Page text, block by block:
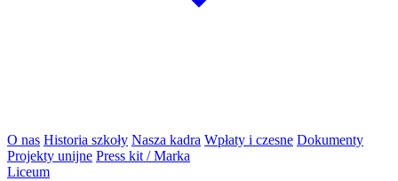
O nas Historia szkoły Nasza kadra Wpłaty i czesne Dokumenty
Projekty unijne Press kit / Marka
Liceum